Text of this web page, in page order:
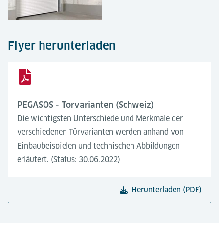
Flyer herunterladen
PEGASOS - Torvarianten (Schweiz)
Die wichtigsten Unterschiede und Merkmale der
verschiedenen Türvarianten werden anhand von
Einbaubeispielen und technischen Abbildungen
erläutert. (Status: 30.06.2022)
Herunterladen (PDF)